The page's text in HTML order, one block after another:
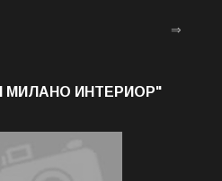
⇒
МИЛАНО ИНТЕРИОР"